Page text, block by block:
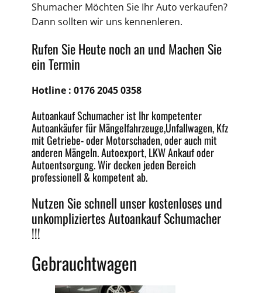
Shumacher Möchten Sie Ihr Auto verkaufen?
Dann sollten wir uns kennenleren.
Rufen Sie Heute noch an und Machen Sie
ein Termin
Hotline : 0176 2045 0358
AutoankaufSchumacher ist Ihr kompetenter
Autoankäufer für Mängelfahrzeuge,Unfallwagen, Kfz
mit Getriebe-oder Motorschaden, oder auch mit
anderen Mängeln.Autoexport, LKW Ankauf oder
Autoentsorgung. Wir decken jeden Bereich
professionell &kompetentab.
Nutzen Sie schnell unser kostenloses und
unkompliziertesAutoankauf Schumacher
!!!
Gebrauchtwagen